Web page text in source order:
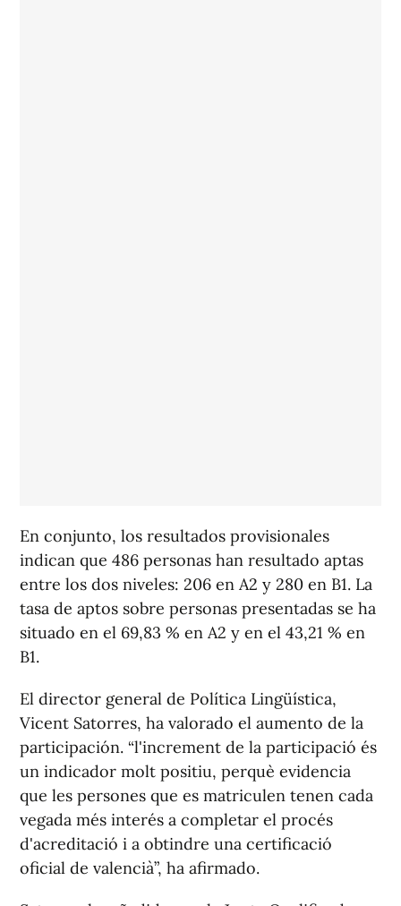
En conjunto, los resultados provisionales
indican que 486 personas han resultado aptas
entre los dos niveles: 206 en A2 y 280 en B1. La
tasa de aptos sobre personas presentadas se ha
situado en el 69,83 % en A2 y en el 43,21 % en
B1.
El director general de Política Lingüística,
Vicent Satorres, ha valorado el aumento de la
participación. “l'increment de la participació és
un indicador molt positiu, perquè evidencia
que les persones que es matriculen tenen cada
vegada més interés a completar el procés
d'acreditació i a obtindre una certificació
oficial de valencià”, ha afirmado.